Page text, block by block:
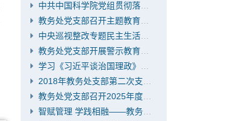
中共中国科学院党组贯彻落实中央八项规定精神实施办法
教务处党支部召开主题教育专题组织生活会
中央巡视整改专题民主生活会和组织生活会
教务处党支部开展警示教育活动
学习《习近平谈治国理政》第四卷
2018年教务处支部第二次支委会
教务处党支部召开2025年度组织生活会暨民主评议党员会议
智赋管理 学践相融——教务处党支部联合财务处党支部举办“大模型基础与应用”专题讲座